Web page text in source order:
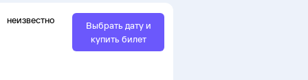
неизвестно
Выбрать дату и
купить билет